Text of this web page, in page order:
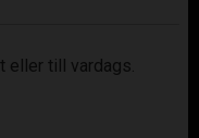
eller till vardags.